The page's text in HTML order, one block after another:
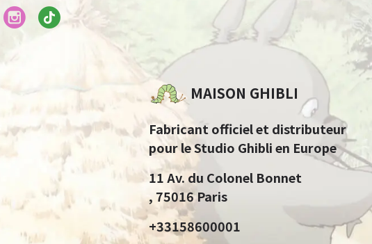
MAISON GHIBLI
Fabricant officiel et distributeur
pour le Studio Ghibli en Europe
11 Av. du Colonel Bonnet
, 75016 Paris
+33158600001